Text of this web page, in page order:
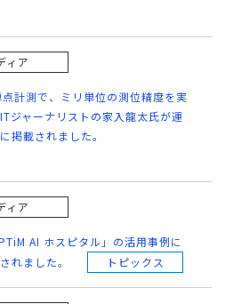
ィア
計測で、ミリ単位の測位精度を実
ジャーナリストの家入龍太氏が運
掲載されました。
ィア
AI ホスピタル」の活用事例に
れました。
トピックス